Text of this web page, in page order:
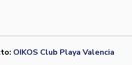
OIKOS Club Playa Valencia